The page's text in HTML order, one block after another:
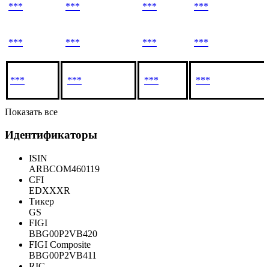
*** *** *** ***
*** *** *** ***
*** *** *** ***
Показать все
Идентификаторы
ISIN
ARBCOM460119
CFI
EDXXXR
Тикер
GS
FIGI
BBG00P2VB420
FIGI Composite
BBG00P2VB411